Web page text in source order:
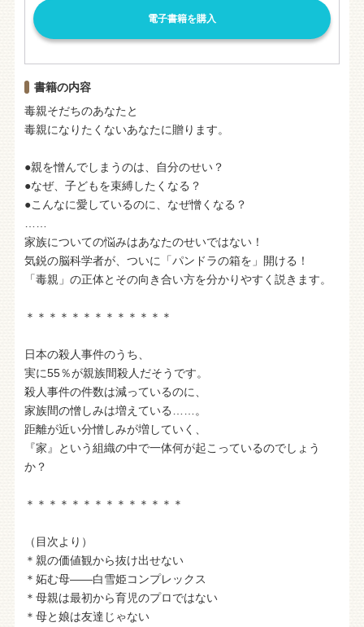
電子書籍を購入
書籍の内容
毒親そだちのあなたと
毒親になりたくないあなたに贈ります。
●親を憎んでしまうのは、自分のせい？
●なぜ、子どもを束縛したくなる？
●こんなに愛しているのに、なぜ憎くなる？
家族についての悩みはあなたのせいではない！
気鋭の脳科学者が、ついに「パンドラの箱を」開ける！
「毒親」の正体とその向き合い方を分かりやすく説きます。
＊＊＊＊＊＊＊＊＊＊＊＊＊
日本の殺人事件のうち、
実に55％が親族間殺人だそうです。
殺人事件の件数は減っているのに、
家族間の憎しみは増えている……。
距離が近い分憎しみが増していく、
『家』という組織の中で一体何が起こっているのでしょう
か？
＊＊＊＊＊＊＊＊＊＊＊＊＊＊
（目次より）
＊親の価値観から抜け出せない
＊妬む母――白雪姫コンプレックス
＊母親は最初から育児のプロではない
＊母と娘は友達じゃない